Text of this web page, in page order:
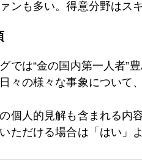
月19日 新大久保イケメン
月17日 ＣＯＯとＣＯ２は
月13日 世界的利下げトレ
ンも多い。得意分野はス
では“金の国内第一人者”
々の様々な事象について
個人的見解も含まれる内
ただける場合は「はい」